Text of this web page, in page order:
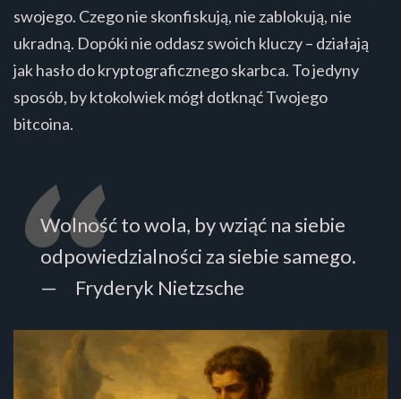
swojego. Czego nie skonfiskują, nie zablokują, nie
ukradną. Dopóki nie oddasz swoich kluczy – działają
jak hasło do kryptograficznego skarbca. To jedyny
sposób, by ktokolwiek mógł dotknąć Twojego
bitcoina.
Wolność to wola, by wziąć na siebie
odpowiedzialności za siebie samego.
— Fryderyk Nietzsche